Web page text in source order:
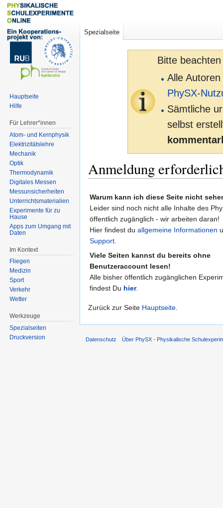
Bitte
Alle
PhySX-
Sämtliche
selbst
Anmeldung
Warum kann ich diese Seite nicht
Leider sind noch nicht alle Inhalte des
öffentlich zugänglich - wir arbeiten daran!
Hier findest du allgemeine Informationen
Support
Viele Seiten kannst du bereits ohne
Benutzeraccount lesen!
Alle bisher öffentlich zugänglichen
findest Du hier.
Zurück zur Seite Hauptseite
Spezialseite
Hauptseite
Hilfe
Für Lehrer*innen
Atom- und Kernphysik
Elektrizitätslehre
Mechanik
Optik
Thermodynamik
Digitales Messen
Messunsicherheiten
Unterrichtsmaterialien
Experimente für zu
Hause
Apps zum Umgang mit
Daten
Im Kontext
Fliegen
Medizin
Sport
Verkehr
Wetter
Werkzeuge
Spezialseiten
Druckversion
Datenschutz Über PhySX - Physikalische